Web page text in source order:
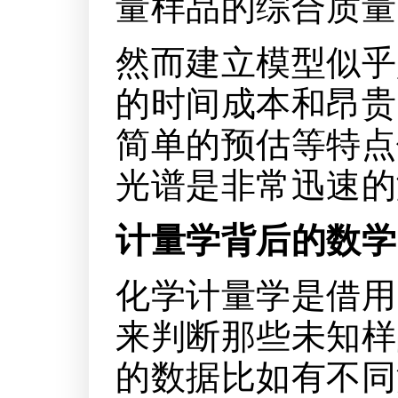
量样品的综合质
然而建立模型似
的时间成本和昂
简单的预估等特
光谱是非常迅速
计量学背后的数学
化学计量学是借
来判断那些未知
的数据比如有不